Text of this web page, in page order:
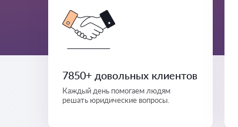
7850+ довольных клиентов
Каждый день помогаем людям
решать юридические вопросы.